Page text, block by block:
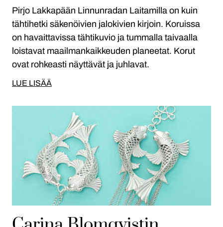
Pirjo Lakkapään Linnunradan Laitamilla on kuin
tähtihetki säkenöivien jalokivien kirjoin. Koruissa
on havaittavissa tähtikuvio ja tummalla taivaalla
loistavat maailmankaikkeuden planeetat. Korut
ovat rohkeasti näyttävät ja juhlavat.
LUE LISÄÄ